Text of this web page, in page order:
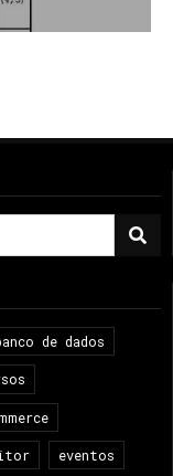
de dados
eventos